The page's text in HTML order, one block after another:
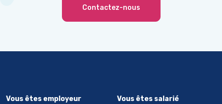
Contactez-nous
Vous êtes employeur
Vous êtes salarié